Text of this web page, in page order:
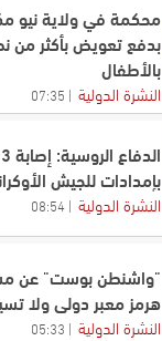
محكمة في ولاية نيو
بدفع تعويض بأكثر من
بالأطفال
النشرة الدولية 07:35
بإمدادات للجيش
النشرة الدولية 08:54
"واشنطن بوست" عن
هرمز معبر دولي ولا
النشرة الدولية 05:33